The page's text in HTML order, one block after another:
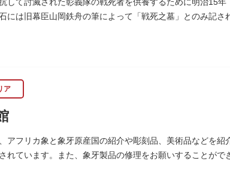
して討滅された彰義隊の戦死者を供養するために明治15
には旧幕臣山岡鉄舟の筆によって「戦死之墓」とのみ記
ア
アフリカ象と象牙原産国の紹介や彫刻品、美術品などを
れています。また、象牙製品の修理をお願いすることがで